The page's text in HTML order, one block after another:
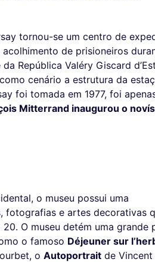
tornou-se um centro de
de prisioneiros
República Valéry Giscard
cenário a estrutura da
foi tomada em 1977, foi
Mitterrand inaugurou o
o museu possui uma
fotografias e artes decorativas
O museu detém uma grande
o famoso Déjeuner sur
o Autoportrait de Vincent